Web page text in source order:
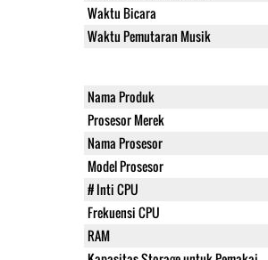
Waktu Bicara
Waktu Pemutaran Musik
Nama Produk
Prosesor Merek
Nama Prosesor
Model Prosesor
# Inti CPU
Frekuensi CPU
RAM